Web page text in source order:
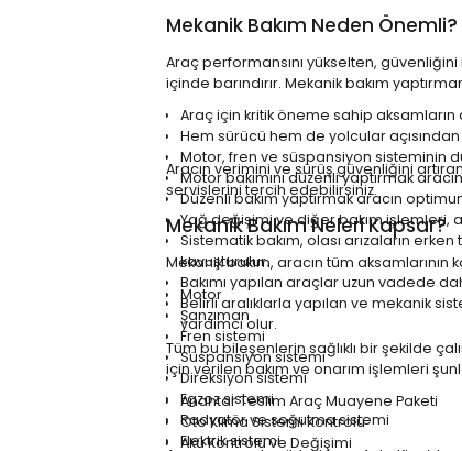
Mekanik Bakım Neden Önemli?
Araç performansını yükselten,
içinde barındırır. Mekanik bakım
Araç için kritik öneme sahip aksamların
Hem sürücü hem de yolcular açısından
Motor, fren ve süspansiyon sisteminin
Motor bakımını düzenli yaptırmak
Düzenli bakım yaptırmak aracın
Yağ değişimi ve diğer bakım işlemleri,
Sistematik bakım, olası arızaların
kavuşturulur.
Bakımı yapılan araçlar uzun vadede
Belirli aralıklarla yapılan ve mekanik
yardımcı olur.
Aracın verimini ve sürüş güvenliğini
servislerini tercih edebilirsiniz.
Mekanik Bakım Neleri Kapsar?
Mekanik bakım, aracın tüm
Motor
Şanzıman
Fren sistemi
Süspansiyon sistemi
Direksiyon sistemi
Egzoz sistemi
Radyatör ve soğutma sistemi
Elektrik sistemi
Tüm bu bileşenlerin sağlıklı bir şekilde
için verilen bakım ve onarım işlemleri
Anahtar Teslim Araç Muayene Paketi
Oto Klima Sistemi Kontrolü
Akü Kontrolü ve Değişimi